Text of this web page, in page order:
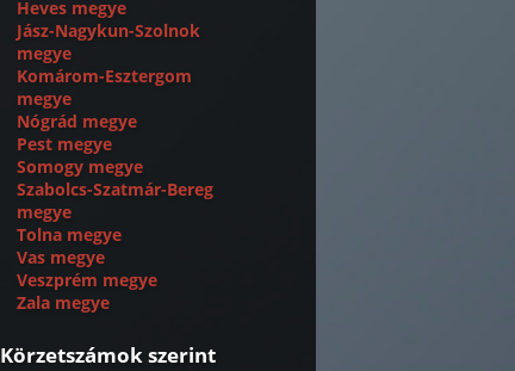
Heves megye
Jász-Nagykun-Szolnok
megye
Komárom-Esztergom
megye
Nógrád megye
Pest megye
Somogy megye
Szabolcs-Szatmár-Bereg
megye
Tolna megye
Vas megye
Veszprém megye
Zala megye
Körzetszámok szerint